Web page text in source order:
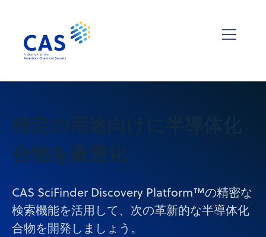
特定の用途向けに半導体化
合物を最適化
CAS SciFinder Discovery Platform™の精密な
検索機能を活用して、次の革新的な半導体化
合物を開発しましょう。